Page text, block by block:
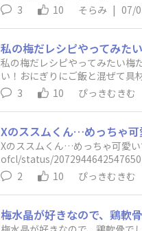
3
10 そらみ | 07/
私の梅だレシピやってみたい梅
い！おにぎりにご飯と混ぜて具
3
10 ぴっきむきむ
Xのススムくん…めっちゃ可愛
ofcl/status/
2
10 ぴっきむきむ